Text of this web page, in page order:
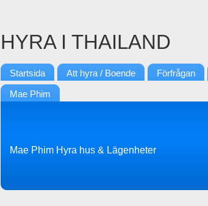
HYRA I THAILAND
Startsida Att hyra / Boende Förfrågan
Mae Phim
Mae Phim Hyra hus & Lägenheter